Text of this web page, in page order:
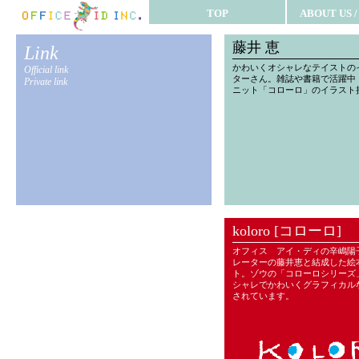
TOP ABOUT US
Link
Official link
Private link
藤井 恵
かわいくオシャレなテイストの
ターさん。雑誌や書籍で活躍中
ニット「コローロ」のイラスト
koloro [コローロ]
オフィス アイ・ディの辛嶋陽
レーターの藤井恵と結成した絵
ト。ゾウの「コローロシリー
シャレでかわいくグラフィカル
されています。